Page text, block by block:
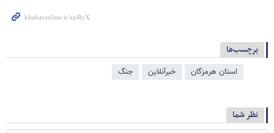
برچسب‌ها
استان هرمزگان خبرآنلاین جنگ
نظر شما